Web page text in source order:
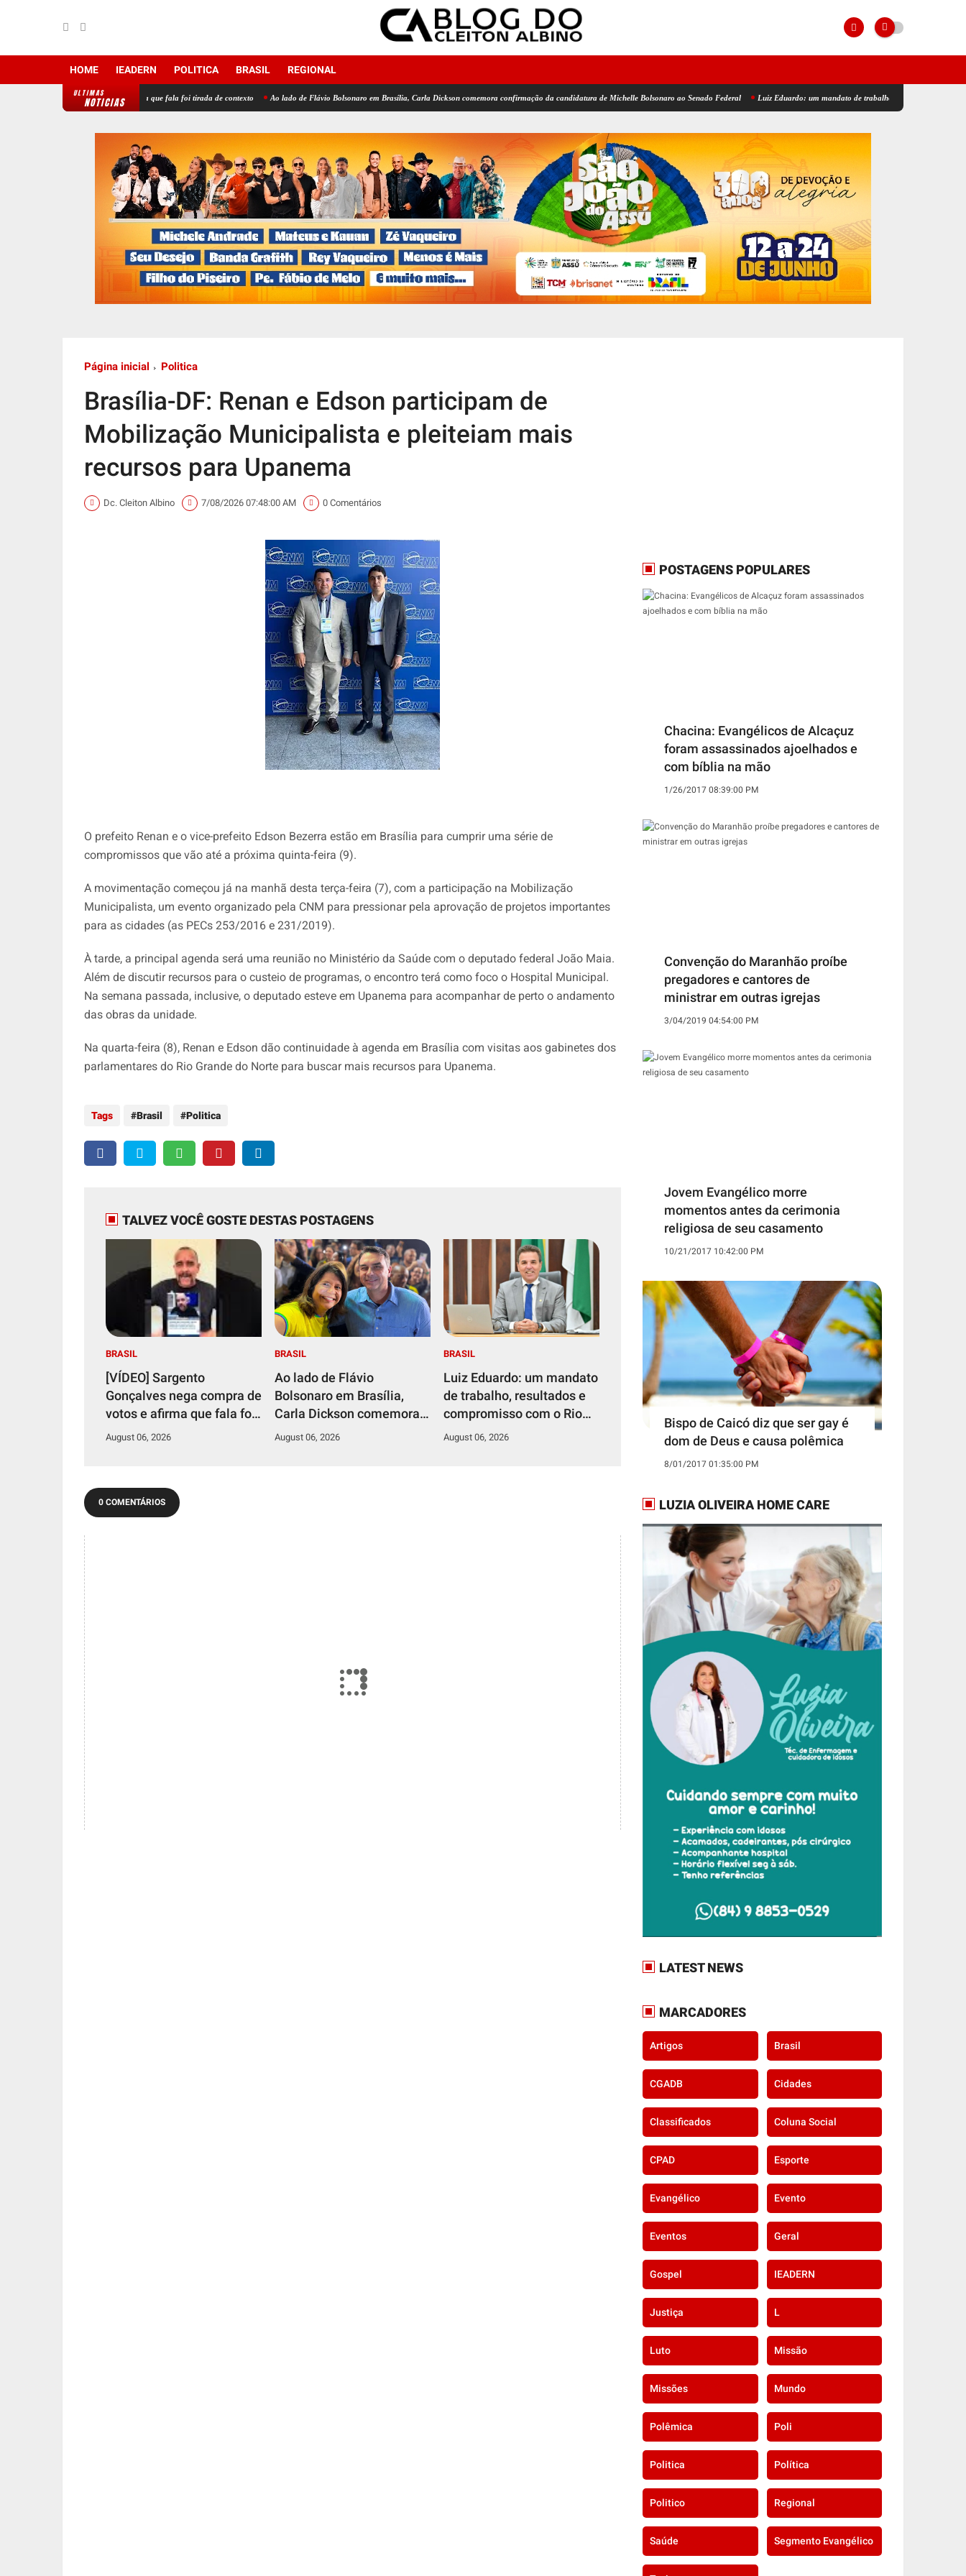
HOME IEADERN POLITICA BRASIL REGIONAL
ULTIMAS
NOTICIAS
nega compra de votos e afirma que fala foi tirada de contexto Ao lado de Flávio Bolsonaro em Brasília, Carla Dickson comemora confirmação da candidatura de Michelle Bolsonaro ao Senado Federal Luiz Eduardo: um mandato de trabalho, resultados e compromisso com
Página inicial Politica
Brasília-DF: Renan e Edson participam de
Mobilização Municipalista e pleiteiam mais
recursos para Upanema
Dc. Cleiton Albino 7/08/2026 07:48:00 AM 0 Comentários
O prefeito Renan e o vice-prefeito Edson Bezerra estão em Brasília para cumprir uma série de
compromissos que vão até a próxima quinta-feira (9).
A movimentação começou já na manhã desta terça-feira (7), com a participação na Mobilização
Municipalista, um evento organizado pela CNM para pressionar pela aprovação de projetos importantes
para as cidades (as PECs 253/2016 e 231/2019).
À tarde, a principal agenda será uma reunião no Ministério da Saúde com o deputado federal João Maia.
Além de discutir recursos para o custeio de programas, o encontro terá como foco o Hospital Municipal.
Na semana passada, inclusive, o deputado esteve em Upanema para acompanhar de perto o andamento
das obras da unidade.
Na quarta-feira (8), Renan e Edson dão continuidade à agenda em Brasília com visitas aos gabinetes dos
parlamentares do Rio Grande do Norte para buscar mais recursos para Upanema.
Tags Brasil Politica
TALVEZ VOCÊ GOSTE DESTAS POSTAGENS
BRASIL
[VÍDEO] Sargento
Gonçalves nega compra de
votos e afirma que fala foi
tirada de contexto
August 06, 2026
BRASIL
Ao lado de Flávio
Bolsonaro em Brasília,
Carla Dickson comemora
confirmação da
August 06, 2026
BRASIL
Luiz Eduardo: um mandato
de trabalho, resultados e
compromisso com o Rio
Grande do Norte
August 06, 2026
0 COMENTÁRIOS
POSTAGENS POPULARES
Chacina: Evangélicos de Alcaçuz
foram assassinados ajoelhados e
com bíblia na mão
1/26/2017 08:39:00 PM
Convenção do Maranhão proíbe
pregadores e cantores de
ministrar em outras igrejas
3/04/2019 04:54:00 PM
Jovem Evangélico morre
momentos antes da cerimonia
religiosa de seu casamento
10/21/2017 10:42:00 PM
Bispo de Caicó diz que ser gay é
dom de Deus e causa polêmica
8/01/2017 01:35:00 PM
LUZIA OLIVEIRA HOME CARE
LATEST NEWS
MARCADORES
Artigos Brasil
CGADB Cidades
Classificados Coluna Social
CPAD Esporte
Evangélico Evento
Eventos Geral
Gospel IEADERN
Justiça L
Luto Missão
Missões Mundo
Polêmica Poli
Politica Política
Politico Regional
Saúde Segmento Evangélico